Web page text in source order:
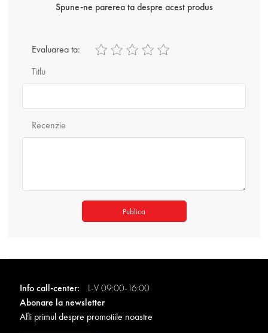
Spune-ne parerea ta despre acest produs
Titlu
Evaluarea ta:
Recenzie
Publica
Info call-center:
L-V 09:00-16:00
Abonare la newsletter
Afli primul despre promotiile noastre